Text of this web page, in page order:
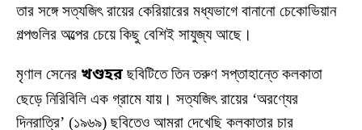
তার সঙ্গে সত্যজিৎ রায়ের কেরিয়ারের মধ্যভাগে বানানো চেকোভিয়ান
গল্পগুলির অল্পের চেয়ে কিছু বেশিই সাযুজ্য আছে।
মৃণাল সেনের খণ্ডহর ছবিটিতে তিন তরুণ সপ্তাহান্তে কলকাতা
ছেড়ে নিরিবিলি এক গ্রামে যায়। সত্যজিৎ রায়ের ‘অরণ্যের
দিনরাত্রি’ (১৯৬৯) ছবিতেও আমরা দেখেছি কলকাতার চার